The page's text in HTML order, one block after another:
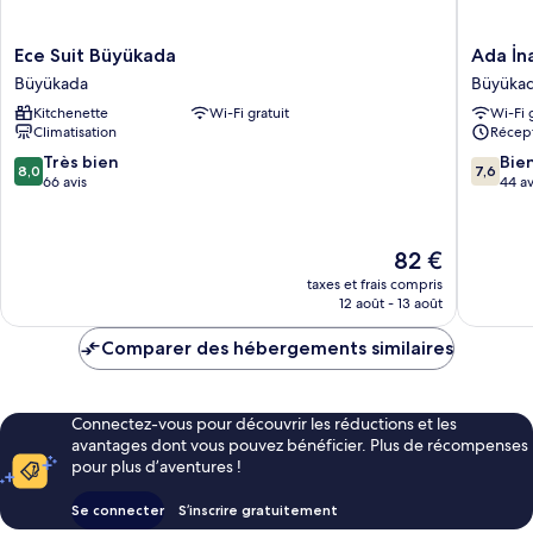
Ece
Suit
Büyükada
Büyükada
Ece Suit Büyükada
Büyükada
Kitchenette
Wi-Fi gratuit
Climatisation
8.0
sur
8,0 Très bien
66 avis
Le
nouveau
prix
de
82 €
taxes et frais compris
12 août - 13 août
Ada
İnan
Ada
Wi-Fi
7.6
sur
7,6
44
Comparer des hébergements similaires
Connectez-vous pour découvrir les réductions et les
avantages dont vous pouvez bénéficier. Plus de récompenses
pour plus d’aventures !
Se connecter S’inscrire gratuitement